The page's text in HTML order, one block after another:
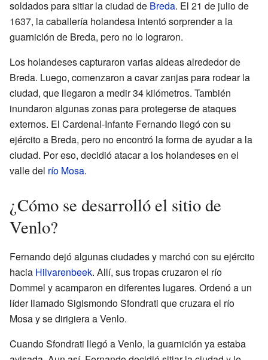
soldados para sitiar la ciudad de Breda. El 21 de julio de
1637, la caballería holandesa intentó sorprender a la
guarnición de Breda, pero no lo lograron.
Los holandeses capturaron varias aldeas alrededor de
Breda. Luego, comenzaron a cavar zanjas para rodear la
ciudad, que llegaron a medir 34 kilómetros. También
inundaron algunas zonas para protegerse de ataques
externos. El Cardenal-Infante Fernando llegó con su
ejército a Breda, pero no encontró la forma de ayudar a la
ciudad. Por eso, decidió atacar a los holandeses en el
valle del río Mosa.
¿Cómo se desarrolló el sitio de
Venlo?
Fernando dejó algunas ciudades y marchó con su ejército
hacia Hilvarenbeek. Allí, sus tropas cruzaron el río
Dommel y acamparon en diferentes lugares. Ordenó a un
líder llamado Sigismondo Sfondrati que cruzara el río
Mosa y se dirigiera a Venlo.
Cuando Sfondrati llegó a Venlo, la guarnición ya estaba